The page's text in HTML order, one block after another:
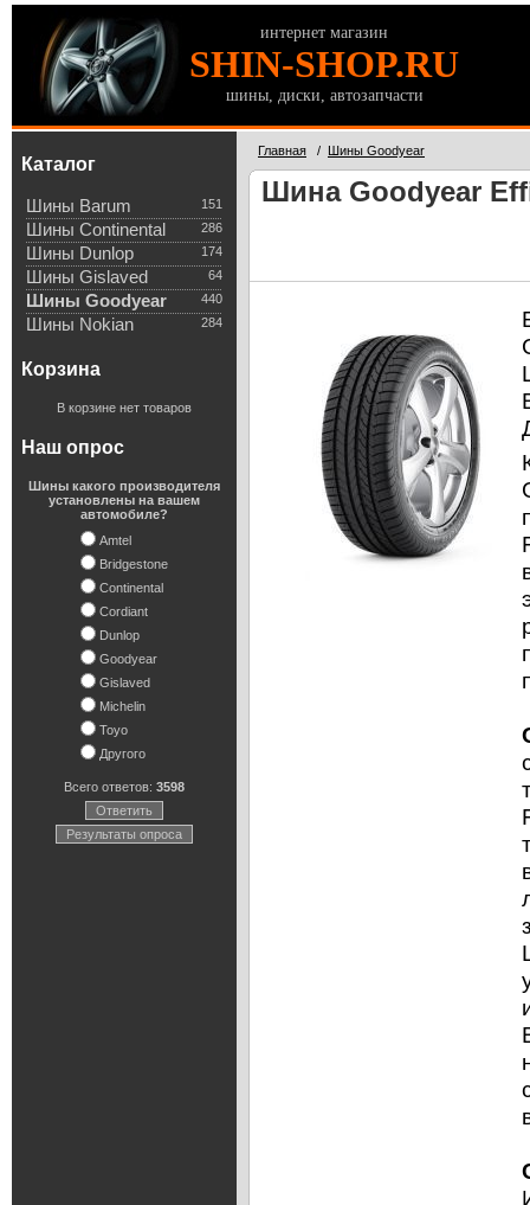
интернет магазин
SHIN-SHOP.RU
шины, диски, автозапчасти
Каталог
151
Шины Barum
286
Шины Continental
174
Шины Dunlop
64
Шины Gislaved
440
Шины Goodyear
284
Шины Nokian
Корзина
В корзине нет товаров
Наш опрос
Шины какого производителя
установлены на вашем
автомобиле?
Amtel
Bridgestone
Continental
Cordiant
Dunlop
Goodyear
Gislaved
Michelin
Toyo
Другого
Всего ответов: 3598
Ответить
Результаты опроса
Главная / Шины Goodyear
Шина Goodyear